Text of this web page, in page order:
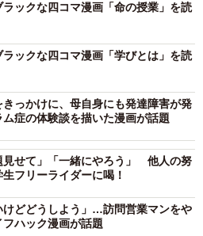
投げる球」
明。その言葉通り、投げたボー
ボールの衝撃で手がビリビリと
チできました。
――」
と説明を続けます。果た
…？。
ラックな四コマ漫画「命の授業」を読
ラックな四コマ漫画「学びとは」を読
きっかけに、母自身にも発達障害が発
症の体験談を描いた漫画が話題
見せて」「一緒にやろう」 他人の努
フリーライダーに喝！
けどどうしよう」…訪問営業マンをや
ハック漫画が話題